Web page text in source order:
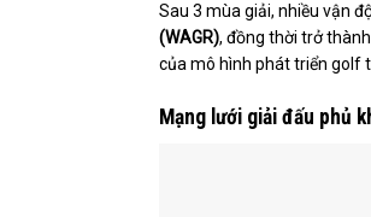
Sau 3 mùa giải, nhiều vận
(WAGR), đồng thời trở
của mô hình phát triển golf
Mạng lưới giải đấu phủ